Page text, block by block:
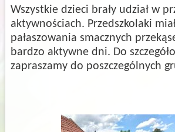
Wszystkie dzieci brały udział w
aktywnościach. Przedszkolaki
pałaszowania smacznych
bardzo aktywne dni. Do
zapraszamy do poszczególnych